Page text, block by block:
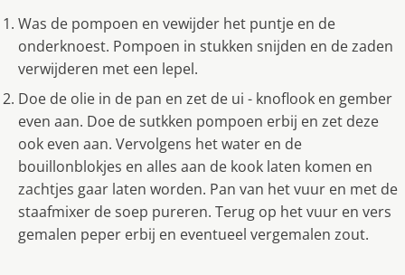
Was de pompoen en vewijder het puntje en de
onderknoest. Pompoen in stukken snijden en de zaden
verwijderen met een lepel.
Doe de olie in de pan en zet de ui - knoflook en gember
even aan. Doe de sutkken pompoen erbij en zet deze
ook even aan. Vervolgens het water en de
bouillonblokjes en alles aan de kook laten komen en
zachtjes gaar laten worden. Pan van het vuur en met de
staafmixer de soep pureren. Terug op het vuur en vers
gemalen peper erbij en eventueel vergemalen zout.